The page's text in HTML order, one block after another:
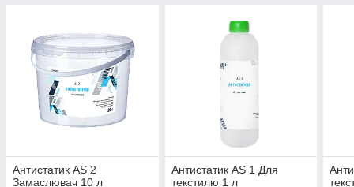
Антистатик AS 2
Замаслювач 10 л
Антистатик AS 1 Для
текстилю 1 л